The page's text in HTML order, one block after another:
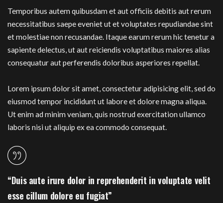
Temporibus autem quibusdam et aut officiis debitis aut rerum
necessitatibus saepe eveniet ut et voluptates repudiandae sint
et molestiae non recusandae. Itaque earum rerum hic tenetur a
sapiente delectus, ut aut reiciendis voluptatibus maiores alias
consequatur aut perferendis doloribus asperiores repellat.
Lorem ipsum dolor sit amet, consectetur adipisicing elit, sed do
eiusmod tempor incididunt ut labore et dolore magna aliqua.
Ut enim ad minim veniam, quis nostrud exercitation ullamco
laboris nisi ut aliquip ex ea commodo consequat.
“Duis aute irure dolor in reprehenderit in voluptate velit
esse cillum dolore eu fugiat”